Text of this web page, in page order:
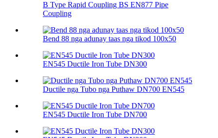
B Type Rapid Coupling BS EN877 Pipe
Coupling
Bend 88 nga adunay taas nga tikod 100х50
EN545 Ductile Iron Tube DN300
Ductile nga Tubo nga Puthaw DN700 EN545
EN545 Ductile Iron Tube DN700